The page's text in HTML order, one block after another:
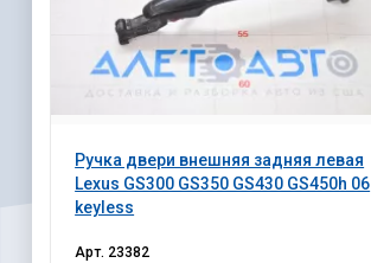
Ручка двери внешняя задняя левая
Lexus GS300 GS350 GS430 GS450h 06
keyless
Арт. 23382